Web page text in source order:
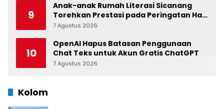
9
Anak-anak Rumah Literasi Sicanang
Torehkan Prestasi pada Peringatan Hari
Anak Nasional di Kecamatan Medan
7 Agustus 2026
10
OpenAI Hapus Batasan Penggunaan
Chat Teks untuk Akun Gratis ChatGPT
7 Agustus 2026
Kolom